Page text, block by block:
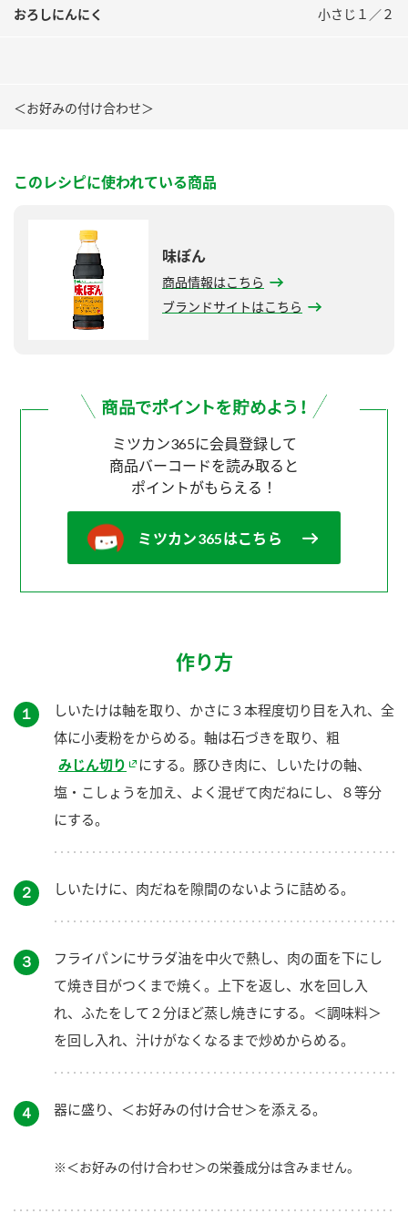
おろしにんにく 小さじ１／２
＜お好みの付け合わせ＞
このレシピに使われている商品
味ぽん
商品情報はこちら
ブランドサイトはこちら
ミツカン365に会員登録して
商品バーコードを読み取ると
ポイントがもらえる！
ミツカン365はこちら
作り方
１
しいたけは軸を取り、かさに３本程度切り目を入れ、全
体に小麦粉をからめる。軸は石づきを取り、粗
みじん切り
にする。豚ひき肉に、しいたけの軸、
塩・こしょうを加え、よく混ぜて肉だねにし、８等分
にする。
２ しいたけに、肉だねを隙間のないように詰める。
３
フライパンにサラダ油を中火で熱し、肉の面を下にし
て焼き目がつくまで焼く。上下を返し、水を回し入
れ、ふたをして２分ほど蒸し焼きにする。＜調味料＞
を回し入れ、汁けがなくなるまで炒めからめる。
４ 器に盛り、＜お好みの付け合せ＞を添える。
※＜お好みの付け合わせ＞の栄養成分は含みません。